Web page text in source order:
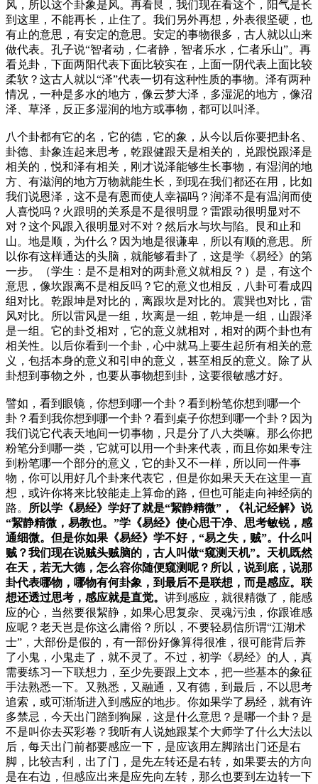
风，所以这个卦象是风。再看艮，我们现在看这个，阳气是长
到这里，不能再长，止住了。我们另外再想，外表很坚硬，也
有止的意思，有安定的意思。安定的事物很多，古人就以山来
做代表。孔子说“智者动，仁者静，智者乐水，仁者乐山”。再
看兑卦，下面两阳代表下面比较实在，上面一阴代表上面比较
柔软？这古人就以“泽”代表一切有这种性质的事物。泽有两种
情况，一种是多水的地方，像云梦大泽，多湿泥的地方，像沼
泽、草泽，反正多湿润的地方或事物，都可以叫泽。
八个卦都有它的名，它的德，它的象，从今以后你要把卦名、
卦德、卦象连起来思考，乾跟健跟天是相关的，兑跟悦跟泽是
相关的，悦和泽有相关，刚才说泽能够生长事物，有湿润的地
方、有滋润的地方万物就能生长，到现在我们都还在用，比如
我们说恩泽，这不是有恩而使人幸福吗？润泽不是有温润而使
人喜悦吗？火跟明的关系是不是很明显？雷跟动很明显对不
对？这个风跟入很明显对不对？然后水与坎与陷。艮和止和
山。地是顺，为什么？因为地是很谦卑，所以有顺的意思。所
以你有这样通达的头脑，就能够看卦了，这是学《易经》的第
一步。
（学生：是不是相对的两卦意义就相反？） 是，有这个
意思，像坎跟离不是相反吗？它的意义也相反，八卦可看成四
组对比。乾跟坤是对比的，离跟坎是对比的。震巽也对比，雷
风对比。所以雷风是一组，坎离是一组，乾坤是一组，山跟泽
是一组。它的卦爻相对，它的意义就相对，相对的两个卦也有
相关性。以后你看到一个卦，心中就马上要生起所有相关的意
义，包括本身的意义和引申的意义，甚至相反的意义。除了从
卦想到事物之外，也要从事物想到卦，这要很敏感才好。
譬如，看到眼镜，你想到哪一个卦？看到粉笔你想到哪一个
卦？看到我你想到哪一个卦？看到桌子你想到哪一个卦？因为
我们说它代表天地间一切事物，只是分了八大类嘛。那么你把
粉笔分到哪一类，它就可以用一个卦来代表，而且你如果专注
到粉笔哪一个部分的意义，它的卦又不一样，所以同一件事
物，你可以用好几个卦来代表它，但是你如果天天在这里一直
想，或许你将来比较能走上算命的路，但也可能走向神经病的
路。 所以学《易经》学好了就是“絜静精微”，《礼记经解》说
“絜静精微，易教也。”学《易经》使心思干净、思考敏锐，感
通细微。但是你如果《易经》学不好，“易之失，贼”。什么叫
贼？我们现在说贼头贼脑的，古人叫做“窥测天机”。天机既然
在天，若无大德，怎么容你随便窥测呢？所以，说到底，说那
卦代表哪物，哪物有何卦象，到最后不是联想，而是感应。联
想还透过思考，感应就是直觉。 讲到感应，就很精微了，能感
应的心，当然要很絜静，如果心思复杂、灵魂污浊，你跟谁感
应呢？老天岂是你这么庸俗？所以，不要轻易信所谓“江湖术
士”，大部份是假的，有一部份好像算得很准，很可能背后养
了小鬼，小鬼走了，就不灵了。不过，初学《易经》的人，真
需要练习一下联想力，至少先要跟上文本，把一些基本的象征
手法熟悉一下。又熟悉，又融通，又有德，到最后，不以思考
追索，或可渐渐进入到感应的地步。你如果学了易经，就有许
多禁忌，今天出门踏到狗屎，这是什么意思？是哪一个卦？是
不是叫你去买彩卷？我听有人说她跟某个大师学了什么大法以
后，每天出门前都要感应一下，是应该用左脚踏出门还是右
脚，比较吉利，出了门，是先左转还是右转，如果要去的方向
是在右边，但感应出来是应先向左转，那么也要到左边转一下